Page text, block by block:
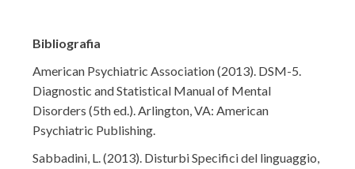
Bibliografia
American Psychiatric Association (2013). DSM-5.
Diagnostic and Statistical Manual of Mental
Disorders (5th ed.). Arlington, VA: American
Psychiatric Publishing.
Sabbadini, L. (2013). Disturbi Specifici del linguaggio,